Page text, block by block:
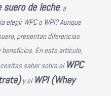
suero de leche, a
elegir WPC o WPI? Aunque
presentan diferencias
En este artículo,
saber sobre el WPC
y el WPI (Whey